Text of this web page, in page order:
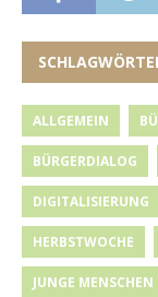
ALLGEMEIN
BÜRGERDIALOG
DIGITALISIERUNG
HERBSTWOCHE
JUNGE MENSCHEN